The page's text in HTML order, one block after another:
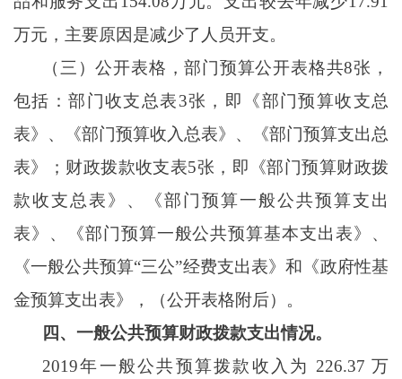
万元，主要原因是减少了人员开支。
（三）公开表格，部门预算公开表格共8张，
包括：部门收支总表3张，即《部门预算收支总
表》、《部门预算收入总表》、《部门预算支出总
表》；财政拨款收支表5张，即《部门预算财政拨
款收支总表》、《部门预算一般公共预算支出
表》、《部门预算一般公共预算基本支出表》、
《一般公共预算“三公”经费支出表》和《政府性基
金预算支出表》，（公开表格附后）。
四、一般公共预算财政拨款支出情况。
2019年一般公共预算拨款收入为 226.37 万